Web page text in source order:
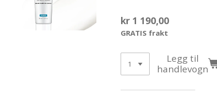
kr 1 190,00
GRATIS frakt
Legg til
handlevogn